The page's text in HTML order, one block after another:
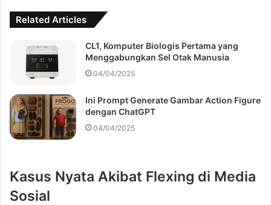
Related Articles
CL1, Komputer Biologis Pertama yang
Menggabungkan Sel Otak Manusia
04/04/2025
Ini Prompt Generate Gambar Action Figure
dengan ChatGPT
04/04/2025
Kasus Nyata Akibat Flexing di Media
Sosial